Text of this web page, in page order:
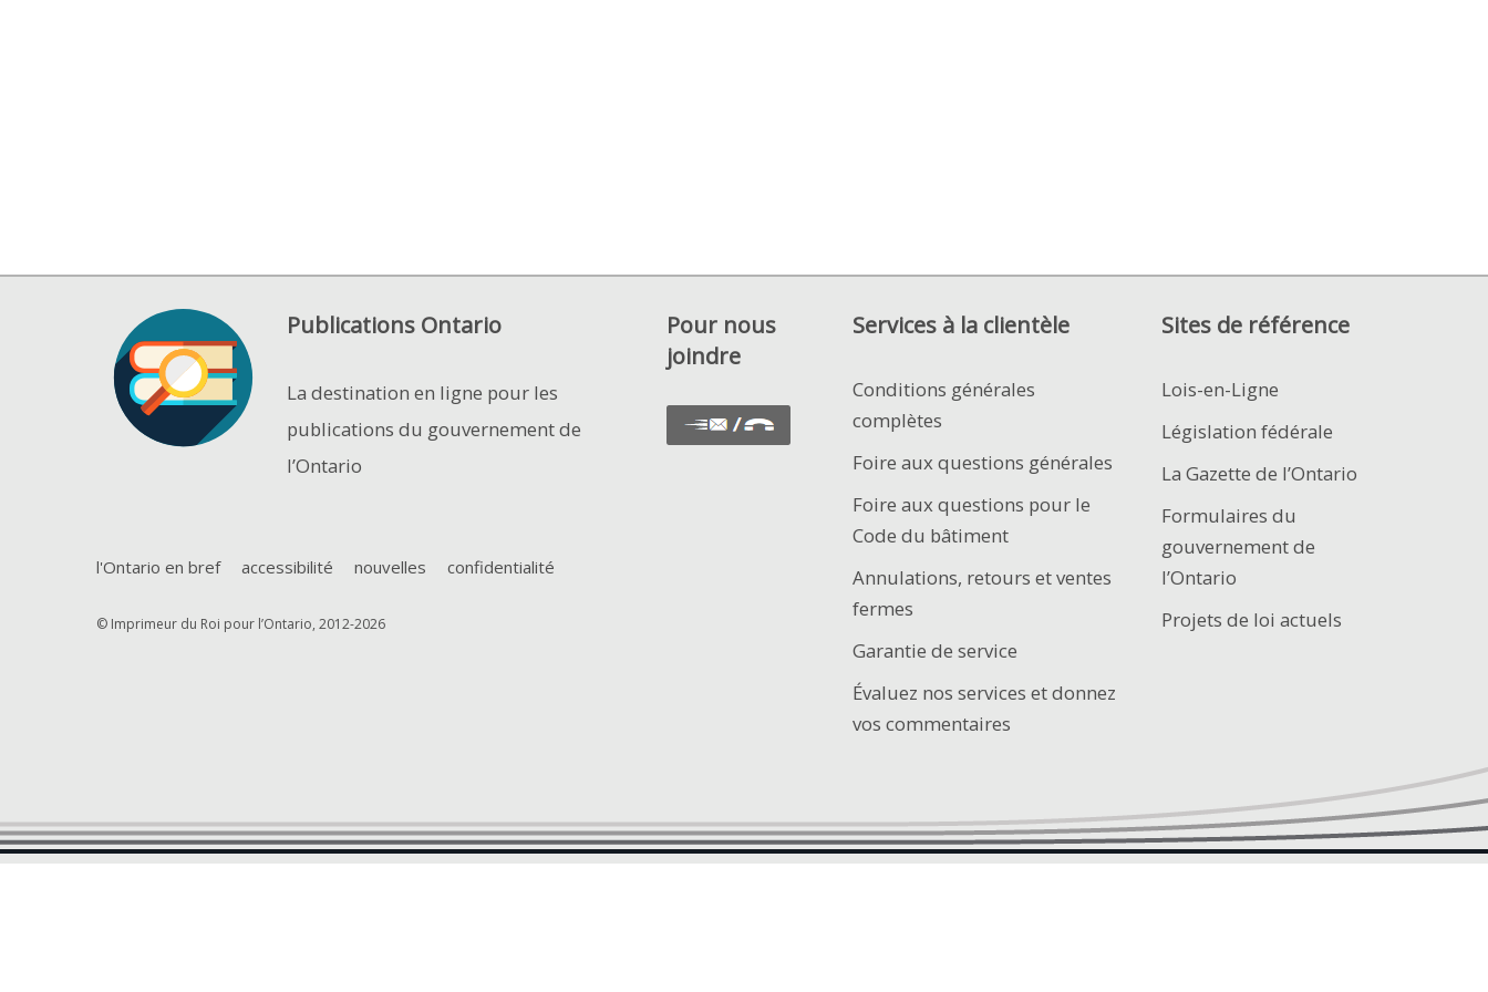
Publications Ontario
La destination en ligne pour les
publications du gouvernement de
l’Ontario
l'Ontario en bref accessibilité nouvelles confidentialité
© Imprimeur du Roi pour l’Ontario, 2012-2026
Pour nous
joindre
Services à la clientèle
Conditions générales
complètes
Foire aux questions générales
Foire aux questions pour le
Code du bâtiment
Annulations, retours et ventes
fermes
Garantie de service
Évaluez nos services et donnez
vos commentaires
Sites de référence
Lois-en-Ligne
Législation fédérale
La Gazette de l’Ontario
Formulaires du
gouvernement de
l’Ontario
Projets de loi actuels